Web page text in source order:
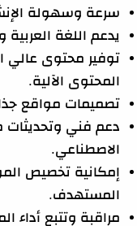
سرعة وسهولة
يدعم اللغة العربية
توفير محتوى عالي
المحتوى الآلية.
تصميمات مواقع
دعم فني وتحديثات
الاصطناعي.
إمكانية تخصيص
المستهدف.
مراقبة وتتبع